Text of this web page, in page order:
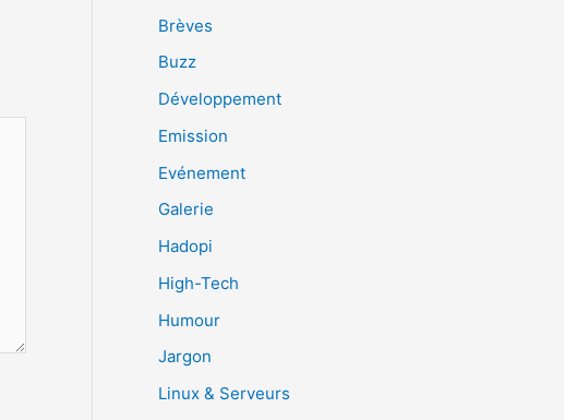
Brèves
Buzz
Développement
Emission
Evénement
Galerie
Hadopi
High-Tech
Humour
Jargon
Linux & Serveurs